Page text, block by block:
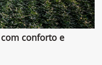
conforto e